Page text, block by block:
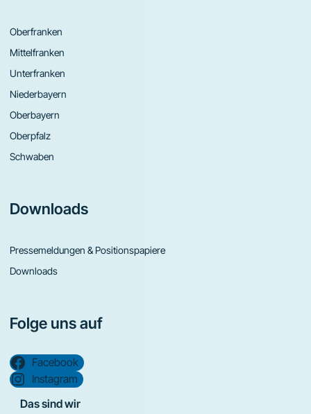
Oberfranken
Mittelfranken
Unterfranken
Niederbayern
Oberbayern
Oberpfalz
Schwaben
Downloads
Pressemeldungen & Positionspapiere
Downloads
Folge uns auf
Facebook
Instagram
Das sind wir